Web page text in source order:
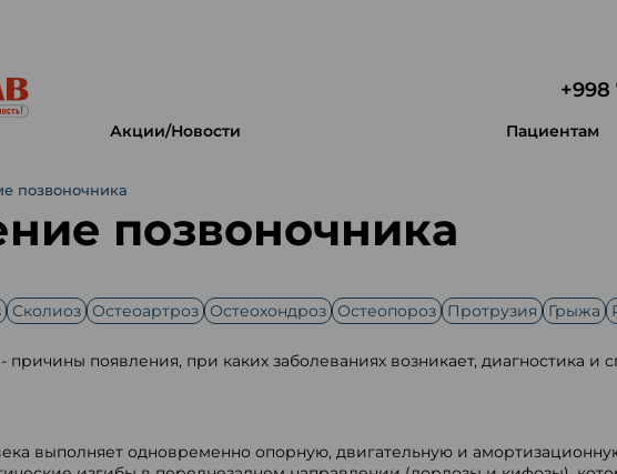
+998
Акции/Новости Пациентам
позвоночника
позвоночника
Сколиоз Остеоартроз Остеохондроз Остеопороз Протрузия Грыжа
появления, при каких заболеваниях возникает, диагностика и
выполняет одновременно опорную, двигательную и